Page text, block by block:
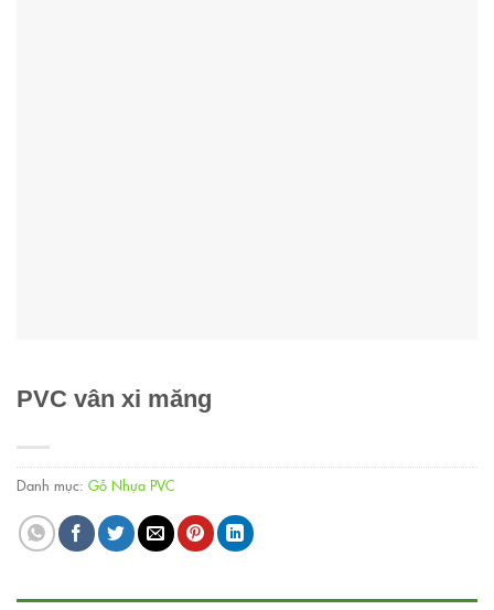
PVC vân xi măng
Danh mục: Gỗ Nhựa PVC